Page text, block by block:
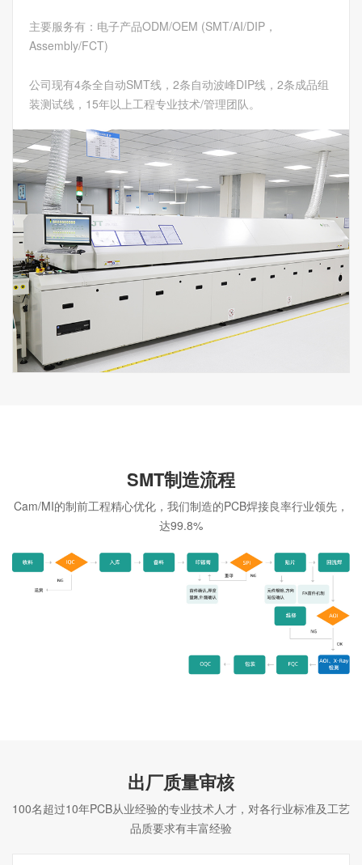
主要服务有：电子产品ODM/OEM (SMT/AI/DIP，
Assembly/FCT)
公司现有4条全自动SMT线，2条自动波峰DIP线，2条成品组
装测试线，15年以上工程专业技术/管理团队。
SMT制造流程
Cam/MI的制前工程精心优化，我们制造的PCB焊接良率行业领先，
达99.8%
出厂质量审核
100名超过10年PCB从业经验的专业技术人才，对各行业标准及工艺
品质要求有丰富经验